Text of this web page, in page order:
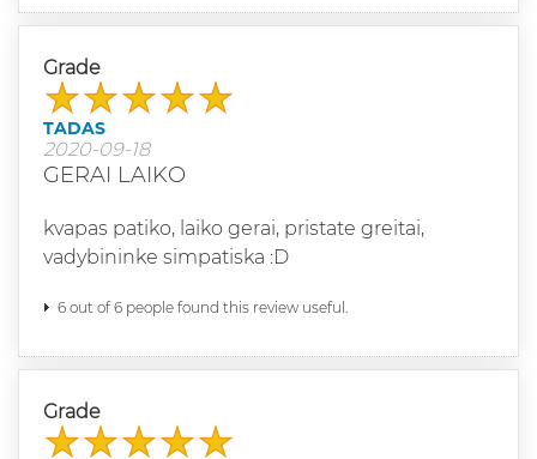
Grade
TADAS
2020-09-18
GERAI LAIKO
kvapas patiko, laiko gerai, pristate greitai,
vadybininke simpatiska :D
6 out of 6 people found this review useful.
Grade